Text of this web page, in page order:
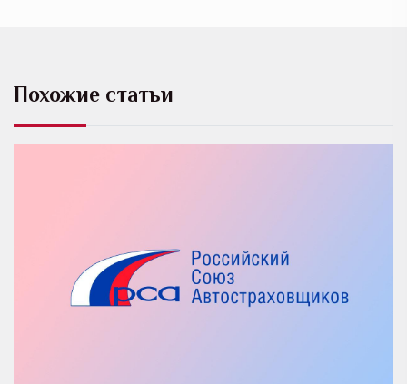
Похожие статьи